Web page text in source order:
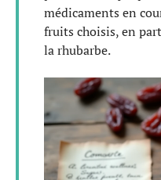
médicaments en
fruits choisis, en
la rhubarbe.